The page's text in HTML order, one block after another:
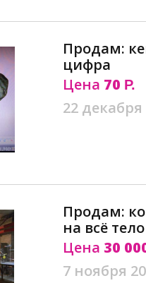
Продам:
цифра
Цена 70 Р.
22 декабря
Продам:
на всё
Цена 30
7 ноября